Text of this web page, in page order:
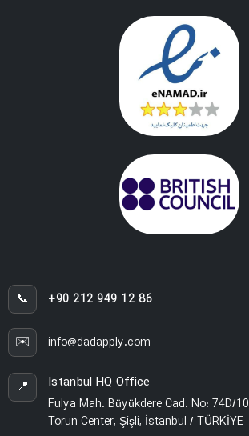
📞 +90 212 949 12 86
✉️ info@dadapply.com
📍 Istanbul HQ Office
Fulya Mah. Büyükdere Cad. No: 74D/10
Torun Center, Şişli, İstanbul / TÜRKİYE